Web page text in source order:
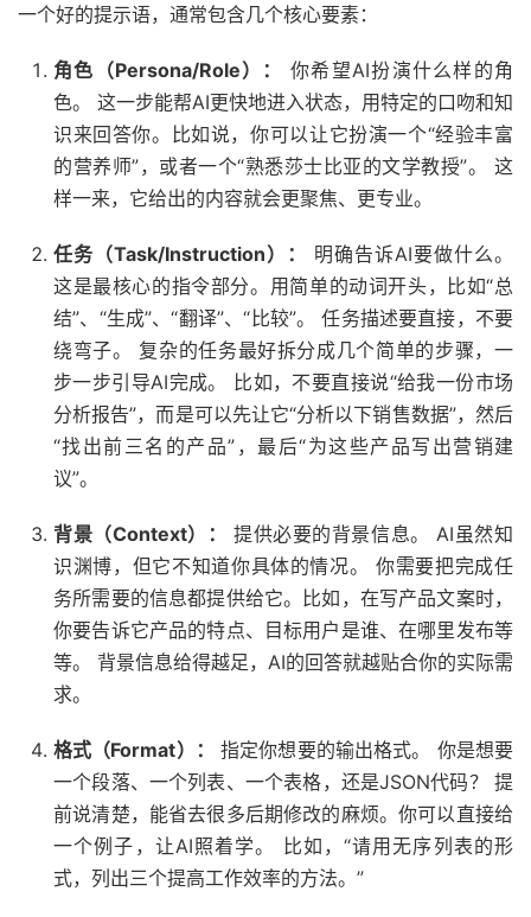
一个好的提示语，通常包含几个核心要素：
角色（Persona/Role）：
你希望AI扮演什么样的角
色。 这一步能帮AI更快地进入状态，用特定的口吻和知
识来回答你。比如说，你可以让它扮演一个“经验丰富
的营养师”，或者一个“熟悉莎士比亚的文学教授”。 这
样一来，它给出的内容就会更聚焦、更专业。
任务（Task/Instruction）：
明确告诉AI要做什么。
这是最核心的指令部分。用简单的动词开头，比如“总
结”、“生成”、“翻译”、“比较”。 任务描述要直接，不要
绕弯子。 复杂的任务最好拆分成几个简单的步骤，一
步一步引导AI完成。 比如，不要直接说“给我一份市场
分析报告”，而是可以先让它“分析以下销售数据”，然后
“找出前三名的产品”，最后“为这些产品写出营销建
议”。
背景（Context）：
提供必要的背景信息。 AI虽然知
识渊博，但它不知道你具体的情况。 你需要把完成任
务所需要的信息都提供给它。比如，在写产品文案时，
你要告诉它产品的特点、目标用户是谁、在哪里发布等
等。 背景信息给得越足，AI的回答就越贴合你的实际需
求。
格式（Format）：
指定你想要的输出格式。 你是想要
一个段落、一个列表、一个表格，还是JSON代码？ 提
前说清楚，能省去很多后期修改的麻烦。你可以直接给
一个例子，让AI照着学。 比如，“请用无序列表的形
式，列出三个提高工作效率的方法。”